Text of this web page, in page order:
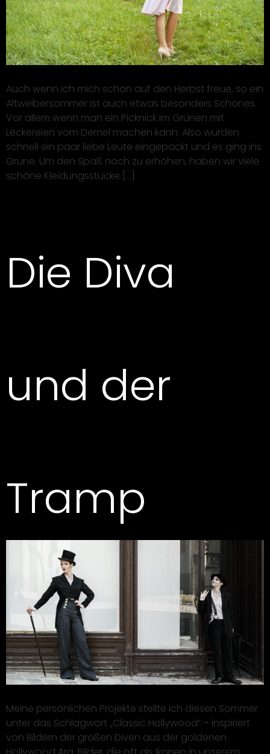
Auch wenn ich mich schon auf den Herbst freue, so ein
Altweibersommer ist auch etwas besonders Schönes.
Vor allem wenn man ein Picknick im Grünen mit
Leckereien vom Demel machen kann. Also wurden
schnell ein paar liebe Leute eingepackt und es ging ins
Grüne. Um den Spaß noch zu erhöhen, haben wir viele
schöne Kleidungsstücke […]
Die Diva
und der
Tramp
Meine persönlichen Projekte stellte ich diesen Sommer
unter das Schlagwort „Classic Hollywood“ – inspiriert
von Bildern der großen Diven aus der goldenen